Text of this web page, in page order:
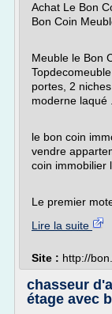
Achat Le Bon
Bon Coin
Meuble le Bon
portes, 2
moderne laqué
le bon coin
vendre
coin immobilier
Le premier
Lire la suite
Site : http://
chasseur
étage avec